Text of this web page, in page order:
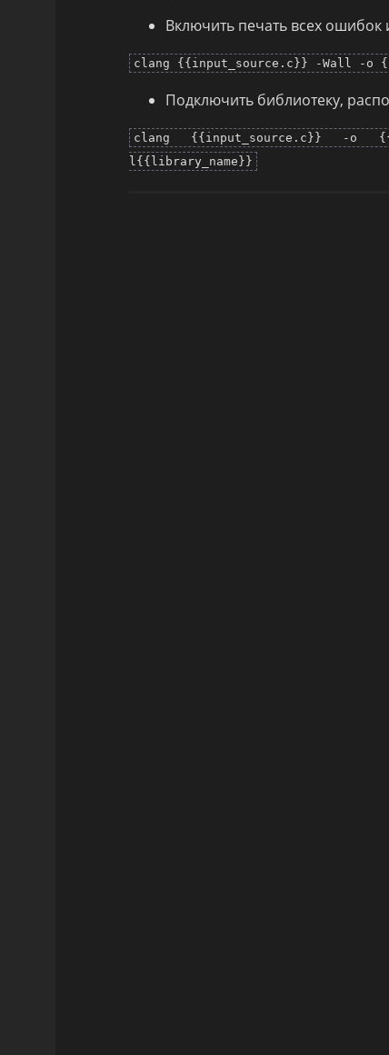
Включить печать всех
clang {{input_source.c}} -Wall -o
Подключить библиотеку,
clang {{input_source.c}} -o
l{{library_name}}